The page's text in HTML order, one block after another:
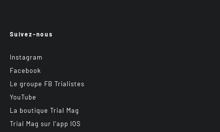
Suivez-nous
Instagram
Facebook
Le groupe FB Trialistes
YouTube
La boutique Trial Mag
Trial Mag sur l’app IOS